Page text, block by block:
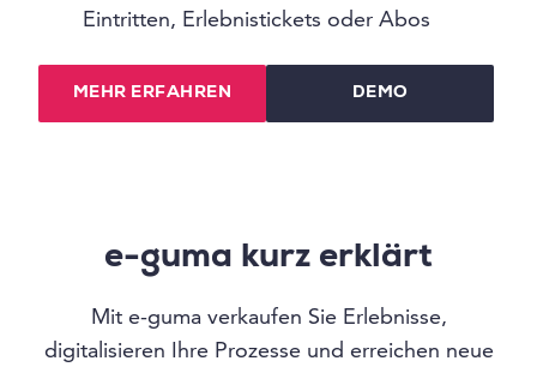
Eintritten, Erlebnistickets oder Abos
MEHR ERFAHREN DEMO
e-guma kurz erklärt
Mit e-guma verkaufen Sie Erlebnisse,
digitalisieren Ihre Prozesse und erreichen neue